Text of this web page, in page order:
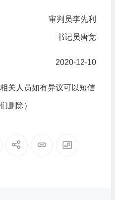
审判员李先利
书记员唐竞
2020-12-10
关人员如有异议可以短信
删除）